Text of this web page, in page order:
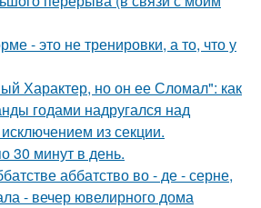
- это не тренировки, а то, что у
Характер, но он ее Сломал": как
годами надругался над
из секции.
30 минут в день.
аббатство во - де - серне,
- вечер ювелирного дома